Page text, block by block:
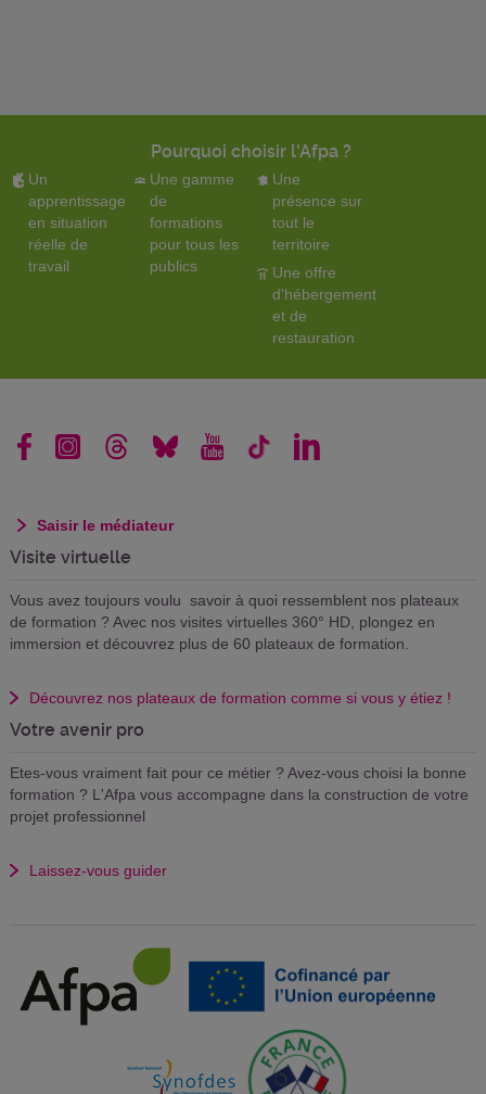
Pourquoi choisir l'Afpa ?
Un
apprentissage
en situation
réelle de
travail
Une gamme
de
formations
pour tous les
publics
Une
présence sur
tout le
territoire
Une offre
d'hébergement
et de
restauration
Saisir le médiateur
Visite virtuelle
Vous avez toujours voulu savoir à quoi ressemblent nos plateaux
de formation ? Avec nos visites virtuelles 360° HD, plongez en
immersion et découvrez plus de 60 plateaux de formation.
Découvrez nos plateaux de formation comme si vous y étiez !
Votre avenir pro
Etes-vous vraiment fait pour ce métier ? Avez-vous choisi la bonne
formation ? L'Afpa vous accompagne dans la construction de votre
projet professionnel
Laissez-vous guider